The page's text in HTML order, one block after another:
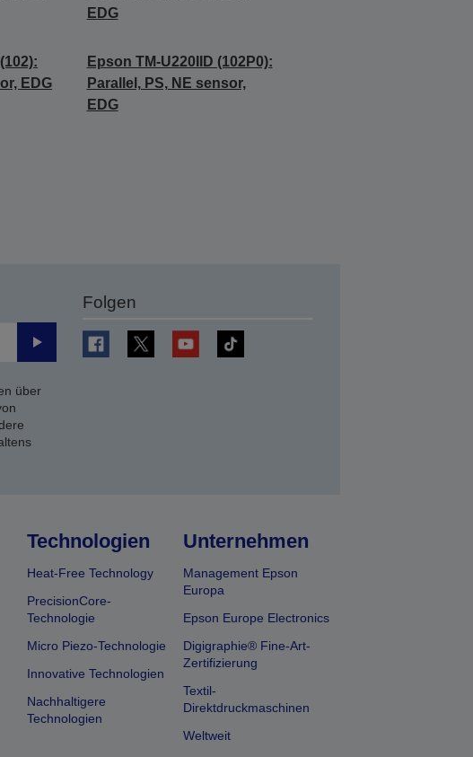
EDG
EDG
Epson TM-U220IID (102P0):
Parallel, PS, NE sensor,
EDG
Senden
über
Folgen
Technologien
Heat-Free Technology
PrecisionCore-
Technologie
Micro Piezo-Technologie
Innovative Technologien
Nachhaltigere
Technologien
Unternehmen
Management Epson
Europa
Epson Europe Electronics
Digigraphie® Fine-Art-
Zertifizierung
Textil-
Direktdruckmaschinen
Weltweit